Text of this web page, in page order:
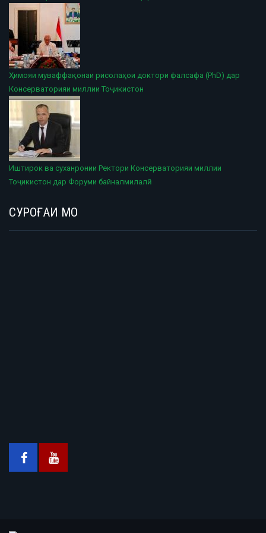
Ҳимояи муваффақонаи рисолаҳои доктори фалсафа (PhD) дар
Консерваторияи миллии Тоҷикистон
Иштирок ва суханронии Ректори Консерваторияи миллии
Тоҷикистон дар Форуми байналмилалӣ
СУРОҒАИ МО